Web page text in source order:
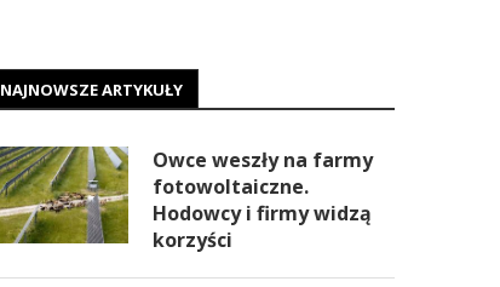
NAJNOWSZE ARTYKUŁY
Owce weszły na farmy
fotowoltaiczne.
Hodowcy i firmy widzą
korzyści